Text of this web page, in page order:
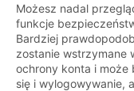
Możesz nadal
funkcje
Bardziej
zostanie wstrzymane
ochrony konta i może
się i wylogowywanie,